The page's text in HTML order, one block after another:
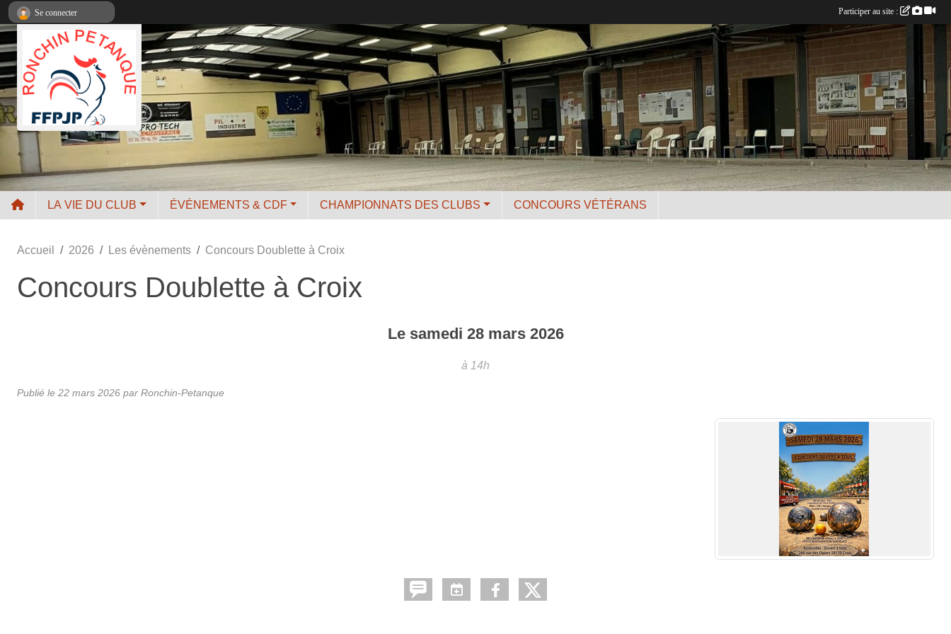
LA VIE DU CLUB ÉVÉNEMENTS & CDF CHAMPIONNATS DES CLUBS CONCOURS VÉTÉRANS
Accueil 2026 Les évènements Concours Doublette à Croix
Concours Doublette à Croix
Le samedi 28 mars 2026
à 14h
Publié le 22 mars 2026 par Ronchin-Petanque
Se connecter Participer au site :
Panneau de gestion des cookies